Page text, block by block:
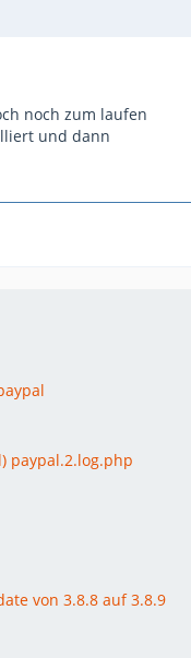
noch zum laufen
und dann
paypal.2.log.php
von 3.8.8 auf 3.8.9